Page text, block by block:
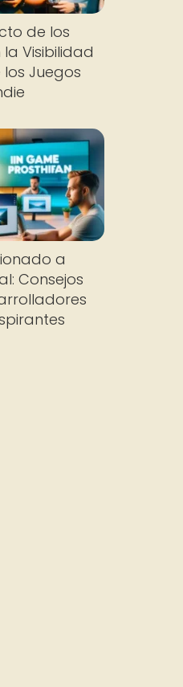
de los
la Visibilidad
los Juegos
a
Consejos